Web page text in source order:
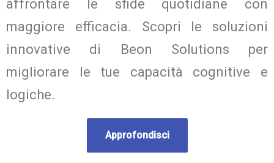
affrontare le sfide quotidiane con
maggiore efficacia. Scopri le soluzioni
innovative di Beon Solutions per
migliorare le tue capacità cognitive e
logiche.
Approfondisci